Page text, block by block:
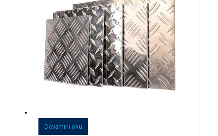
Devamını oku